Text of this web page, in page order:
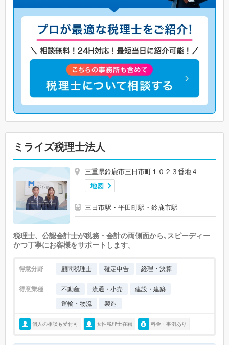
ミライズ税理士法人
三重県鈴鹿市三日市町１０２３番地４
地図
三日市駅・平田町駅・鈴鹿市駅
税理士、公認会計士が税務・会計の両側面から､スピーディー
かつ丁寧にお客様をサポートします。
得意分野 顧問税理士 確定申告 経理・決算
得意業種 不動産 流通・小売
建設・建築
運輸・物流
製造
個人の相談も受付可 女性税理士在籍 料金・事例あり